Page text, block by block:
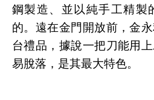
鋼製造、並以純手工精製
的。遠在金門開放前，金
台禮品，據說一把刀能用
易脫落，是其最大特色。